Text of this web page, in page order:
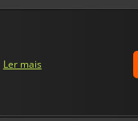
Ler mais